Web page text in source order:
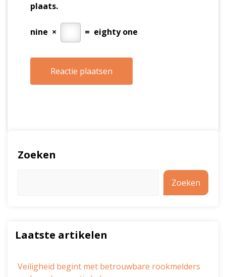
plaats.
nine × = eighty one
Zoeken
Zoeken
Laatste artikelen
Veiligheid begint met betrouwbare rookmelders